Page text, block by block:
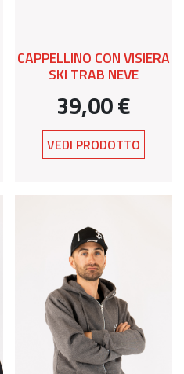
CAPPELLINO CON VISIERA
SKI TRAB NEVE
39,00 €
VEDI PRODOTTO